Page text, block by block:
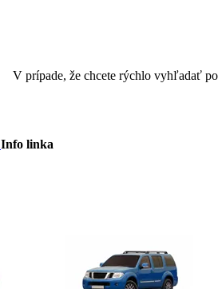
V prípade, že chcete rýchlo vyhľadať
Info linka